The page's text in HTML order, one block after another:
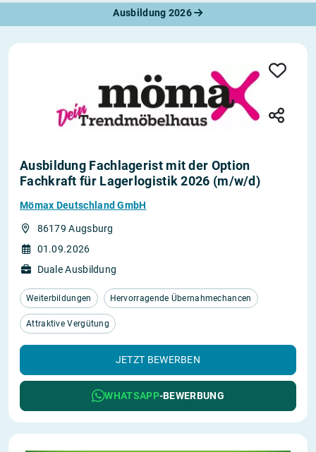
Ausbildung 2026
Ausbildung Fachlagerist mit der Option
Fachkraft für Lagerlogistik 2026 (m/w/d)
Mömax Deutschland GmbH
86179 Augsburg
01.09.2026
Duale Ausbildung
Weiterbildungen Hervorragende Übernahmechancen
Attraktive Vergütung
JETZT BEWERBEN
WHATSAPP-BEWERBUNG